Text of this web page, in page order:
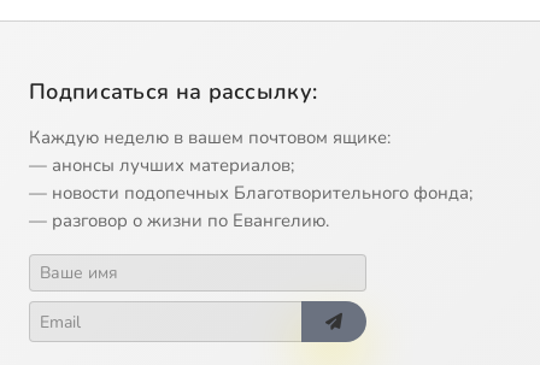
Подписаться на рассылку:
Каждую неделю в вашем почтовом ящике:
— анонсы лучших материалов;
— новости подопечных Благотворительного фонда;
— разговор о жизни по Евангелию.